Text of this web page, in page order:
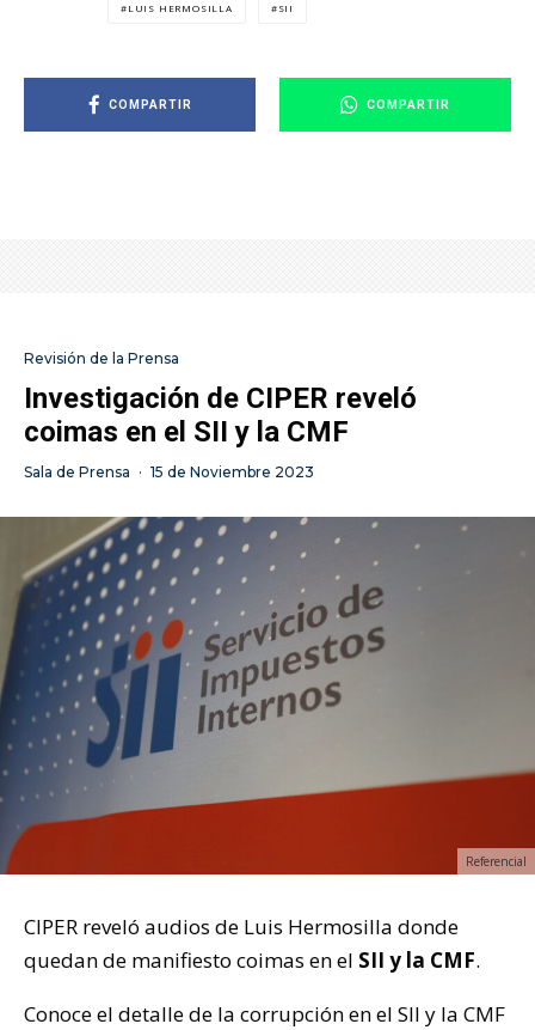
LUIS HERMOSILLA SII
COMPARTIR COMPARTIR
Revisión de la Prensa
Investigación de CIPER reveló
coimas en el SII y la CMF
Sala de Prensa · 15 de Noviembre 2023
Referencial
CIPER reveló audios de Luis Hermosilla donde
quedan de manifiesto coimas en el SII y la CMF.
Conoce el detalle de la corrupción en el SII y la CMF